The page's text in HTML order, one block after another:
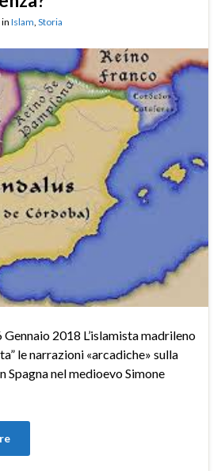
in Islam Storia
2018 L’islamista madrileno
le narrazioni «arcadiche» sulla
Spagna nel medioevo Simone